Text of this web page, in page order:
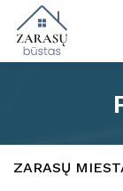
ZARASŲ